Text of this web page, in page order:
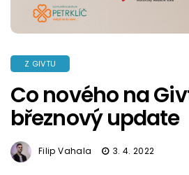
Z GIVTU
Co nového na
březnový update
Filip Vahala 3. 4. 2022